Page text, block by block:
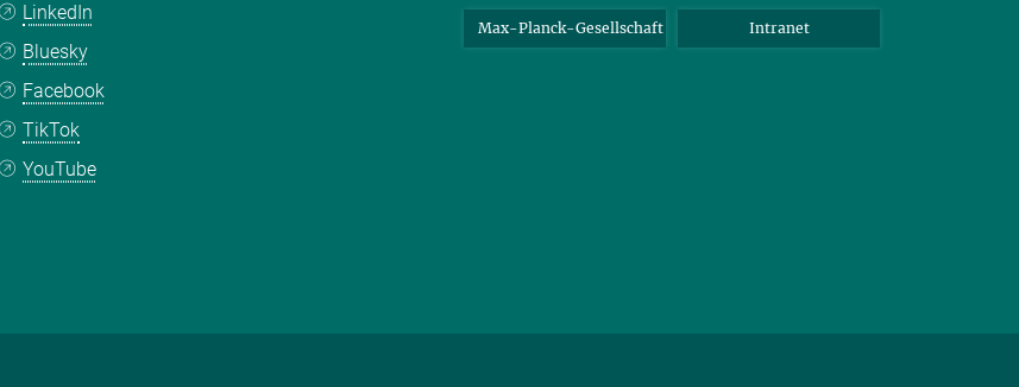
LinkedIn
Bluesky
Facebook
TikTok
YouTube
Max-Planck-Gesellschaft Intranet